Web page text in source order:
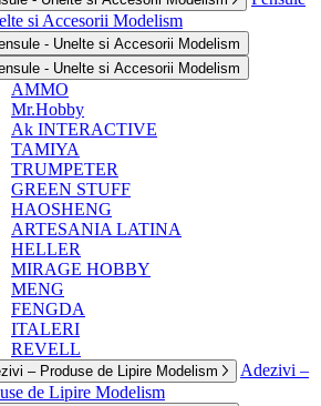
si Accesorii Modelism
- Unelte si Accesorii Modelism
- Unelte si Accesorii Modelism
AMMO
Mr.Hobby
Ak INTERACTIVE
TAMIYA
TRUMPETER
GREEN STUFF
HAOSHENG
ARTESANIA LATINA
HELLER
MIRAGE HOBBY
MENG
FENGDA
ITALERI
REVELL
– Produse de Lipire Modelism
Adezivi –
de Lipire Modelism